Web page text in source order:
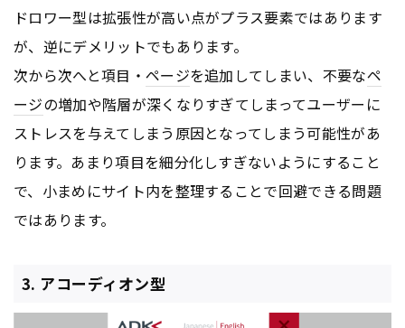
ドロワー型は拡張性が高い点がプラス要素ではあります
が、逆にデメリットでもあります。
次から次へと項目・ ページを追加してしまい、不要なペ
ージの増加や階層が深くなりすぎてしまってユーザーに
ストレスを与えてしまう原因となってしまう可能性があ
ります。あまり項目を細分化しすぎないようにすること
で、小まめにサイト内を整理することで回避できる問題
ではあります。
3. アコーディオン型